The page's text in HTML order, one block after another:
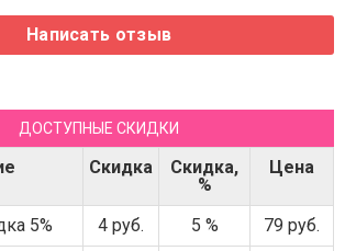
ДОСТУПНЫЕ СКИДКИ
Скидка
Скидка,
%
Цена
5% 4 руб. 5 %
79 руб.